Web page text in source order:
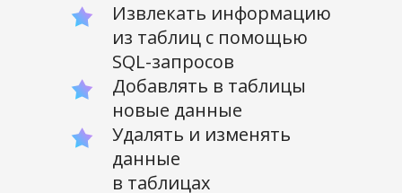
Извлекать информацию
из таблиц с помощью
SQL-запросов
Добавлять в таблицы
новые данные
Удалять и изменять
данные
в таблицах